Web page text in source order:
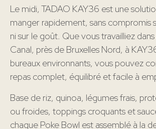
Le midi, TADAO KAY36 est une
manger rapidement, sans compromis
ni sur le goût. Que vous travailliez
Canal, près de Bruxelles Nord, à
bureaux environnants, vous pouvez
repas complet, équilibré et facile à
Base de riz, quinoa, légumes frais,
ou froides, toppings croquants et
chaque Poke Bowl est assemblé à la